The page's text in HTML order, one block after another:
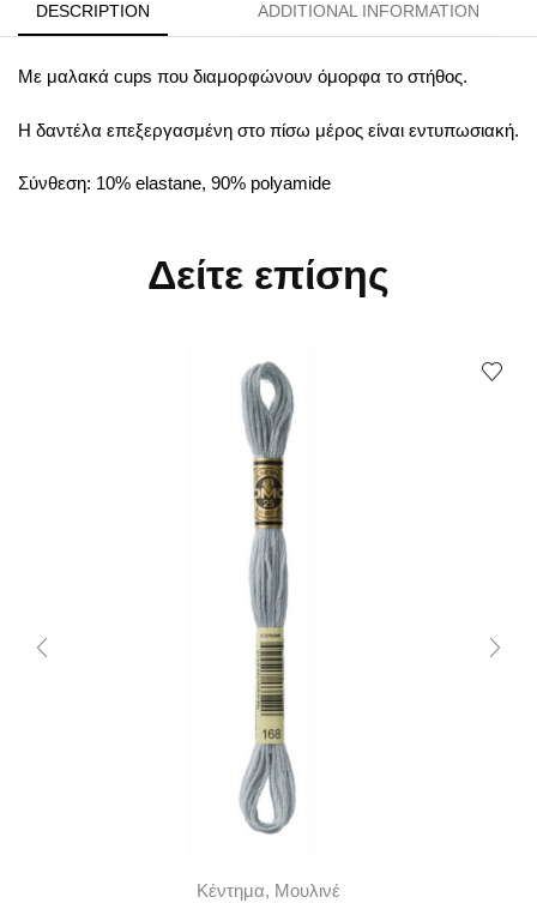
DESCRIPTION ADDITIONAL INFORMATION
Με μαλακά cups που διαμορφώνουν όμορφα το στήθος.
Η δαντέλα επεξεργασμένη στο πίσω μέρος είναι εντυπωσιακή.
Σύνθεση: 10% elastane, 90% polyamide
Δείτε επίσης
Κέντημα, Μουλινέ